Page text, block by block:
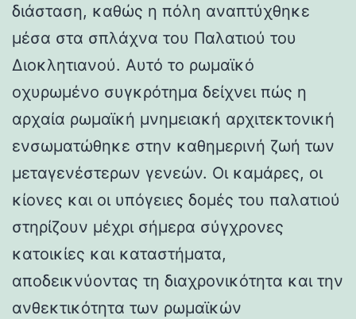
διάσταση, καθώς η πόλη αναπτύχθηκε
μέσα στα σπλάχνα του Παλατιού του
Διοκλητιανού. Αυτό το ρωμαϊκό
οχυρωμένο συγκρότημα δείχνει πώς η
αρχαία ρωμαϊκή μνημειακή αρχιτεκτονική
ενσωματώθηκε στην καθημερινή ζωή των
μεταγενέστερων γενεών. Οι καμάρες, οι
κίονες και οι υπόγειες δομές του παλατιού
στηρίζουν μέχρι σήμερα σύγχρονες
κατοικίες και καταστήματα,
αποδεικνύοντας τη διαχρονικότητα και την
ανθεκτικότητα των ρωμαϊκών